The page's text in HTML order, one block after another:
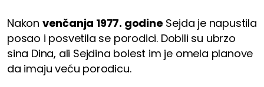
Nakon venčanja 1977. godine Sejda je napustila
posao i posvetila se porodici. Dobili su ubrzo
sina Dina, ali Sejdina bolest im je omela planove
da imaju veću porodicu.